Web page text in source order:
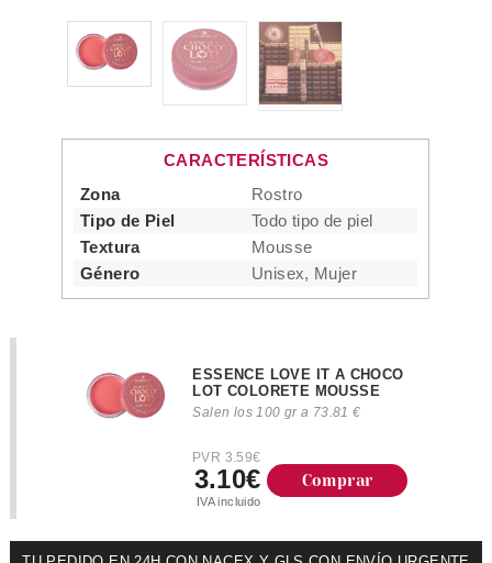
CARACTERÍSTICAS
Zona
Rostro
Tipo de Piel
Todo tipo de piel
Textura
Mousse
Género
Unisex, Mujer
ESSENCE LOVE IT A CHOCO
LOT COLORETE MOUSSE
Salen los 100 gr a 73.81 €
PVR 3.59€
3.10€
IVA incluido
Comprar